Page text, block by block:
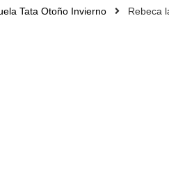
Tata Otoño Invierno Rebeca